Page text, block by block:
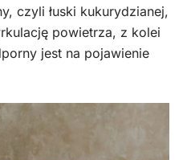
czyli łuski kukurydzianej,
powietrza, z kolei
jest na pojawienie